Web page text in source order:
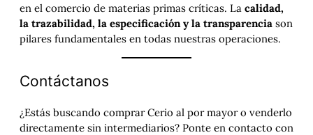
en el comercio de materias primas críticas. La calidad,
la trazabilidad, la especificación y la transparencia son
pilares fundamentales en todas nuestras operaciones.
Contáctanos
¿Estás buscando comprar Cerio al por mayor o venderlo
directamente sin intermediarios? Ponte en contacto con